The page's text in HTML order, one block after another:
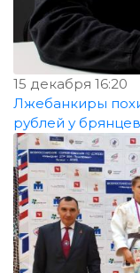
15 декабря 16:20
Лжебанкиры
рублей у